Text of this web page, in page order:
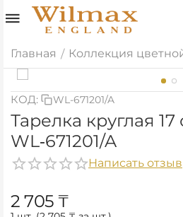
Главная / Коллекция
КОД: WL-671201/A
Тарелка круглая 17
WL‑671201/A
Написать отзыв
2 705 ₸